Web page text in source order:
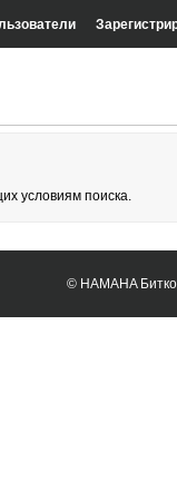
условиям поиска.
© HAMAHA